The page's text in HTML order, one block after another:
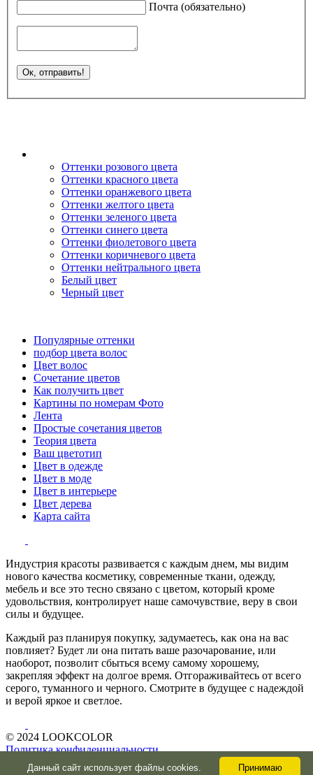
Почта (обязательно)
Оттенки розового цвета
Оттенки красного цвета
Оттенки оранжевого цвета
Оттенки желтого цвета
Оттенки зеленого цвета
Оттенки синего цвета
Оттенки фиолетового цвета
Оттенки коричневого цвета
Оттенки нейтрального цвета
Белый цвет
Черный цвет
Популярные оттенки
подбор цвета волос
Цвет волос
Сочетание цветов
Как получить цвет
Картины по номерам Фото
Лента
Простые сочетания цветов
Теория цвета
Ваш цветотип
Цвет в одежде
Цвет в моде
Цвет в интерьере
Цвет дерева
Карта сайта
Индустрия красоты развивается с каждым днем, мы видим
нового качества косметику, современные ткани, одежду,
мебель и все это тесно связано с цветом, который кроме
удовольствия, контролирует наше самочувствие, веру в свои
силы и будущее.
Каждый раз планируя покупку, задумаетесь, как она на вас
повлияет? Будет ли она питать ваше разочарование, или
наоборот, позволит сбыться всему самому хорошему,
закрепляя эффект на долгое время. Отгораживайтесь от всего
серого, туманного и черного. Смотрите в будущее с надеждой
и верой яркое и светлое.
© 2024 LOOKCOLOR
Политика конфиденциальности
О сайте и авторе
Принимаю
Данный сайт использует файлы cookies.